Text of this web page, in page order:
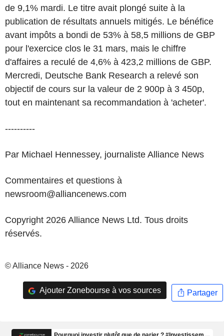
de 9,1% mardi. Le titre avait plongé suite à la
publication de résultats annuels mitigés. Le bénéfice
avant impôts a bondi de 53% à 58,5 millions de GBP
pour l'exercice clos le 31 mars, mais le chiffre
d'affaires a reculé de 4,6% à 423,2 millions de GBP.
Mercredi, Deutsche Bank Research a relevé son
objectif de cours sur la valeur de 2 900p à 3 450p,
tout en maintenant sa recommandation à 'acheter'.
----------
Par Michael Hennessey, journaliste Alliance News
Commentaires et questions à
newsroom@alliancenews.com
Copyright 2026 Alliance News Ltd. Tous droits
réservés.
© Alliance News - 2026
Ajouter Zonebourse à vos sources Partager